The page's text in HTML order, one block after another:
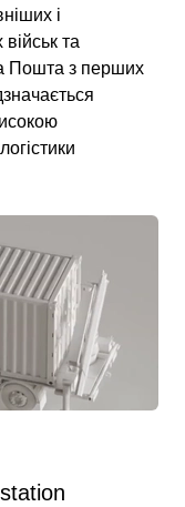
і
та
Пошта з перших